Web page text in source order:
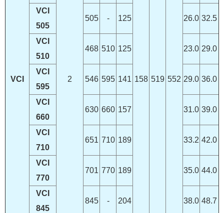
VCI 2 158 519 552
VCI
505
505 - 125 26.0 32.5
VCI
510
468 510 125 23.0 29.0
VCI
595
546 595 141 29.0 36.0
VCI
660
630 660 157 31.0 39.0
VCI
710
651 710 189 33.2 42.0
VCI
770
701 770 189 35.0 44.0
VCI
845
845 - 204 38.0 48.7